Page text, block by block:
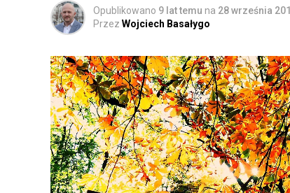
Opublikowano 9 lat temu na 28 września
Przez Wojciech Basałygo